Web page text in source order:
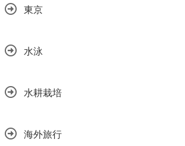
東京
水泳
水耕栽培
海外旅行